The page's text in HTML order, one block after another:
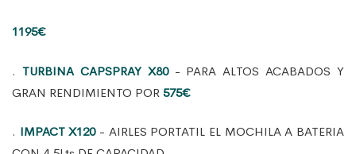
1195€
. TURBINA CAPSPRAY X80- PARA ALTOS ACABADOS Y
GRAN RENDIMIENTO POR 575€
. IMPACT X120- AIRLES PORTATIL EL MOCHILA A BATERIA